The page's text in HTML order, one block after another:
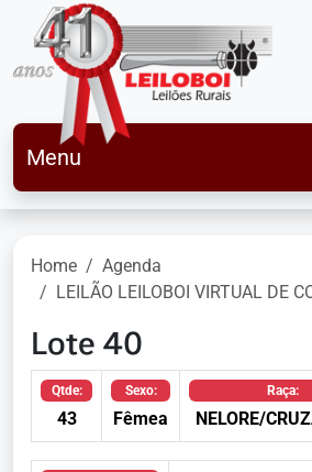
Menu
Home
Agenda
LEILÃO LEILOBOI VIRTUAL DE
Lote 40
Qtde:
43
Sexo:
Fêmea
Raça:
NELORE/